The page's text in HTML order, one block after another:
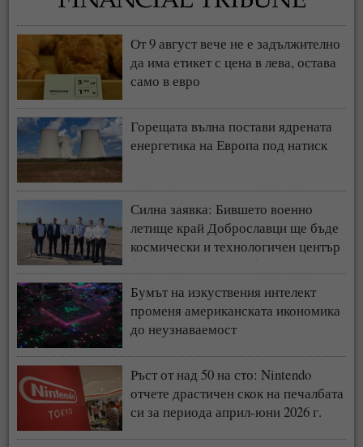
От 9 август вече не е задължително
да има етикет с цена в лева, остава
само в евро
Горещата вълна постави ядрената
енергетика на Европа под натиск
Силна заявка: Бившето военно
летище край Доброславци ще бъде
космически и технологичен център
(СНИМКИ + ВИДЕО)
Бумът на изкуствения интелект
променя американската икономика
до неузнаваемост
Ръст от над 50 на сто: Nintendo
отчете драстичен скок на печалбата
си за периода април-юни 2026 г.